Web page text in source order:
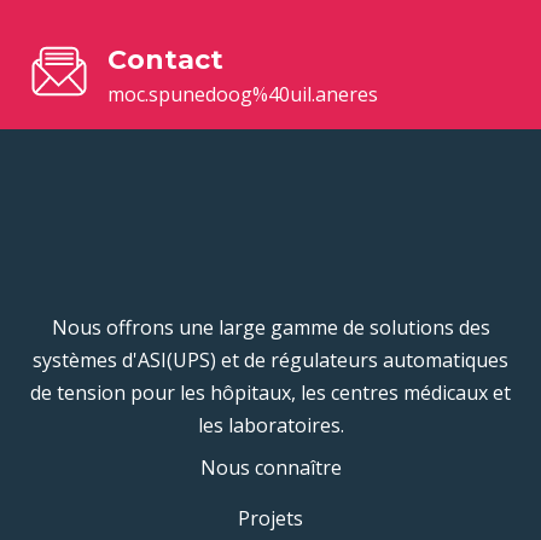
Contact
moc.spunedoog%40uil.aneres
Nous offrons une large gamme de solutions des
systèmes d'ASI(UPS) et de régulateurs automatiques
de tension pour les hôpitaux, les centres médicaux et
les laboratoires.
Nous connaître
Projets